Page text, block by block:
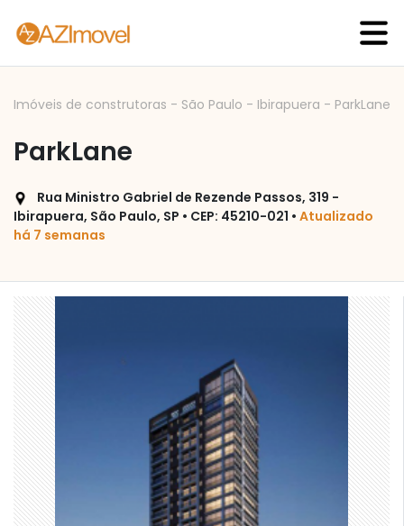
Imóveis de construtoras - São Paulo - Ibirapuera - ParkLane
ParkLane
Rua Ministro Gabriel de Rezende Passos, 319 -
Ibirapuera, São Paulo, SP • CEP: 45210-021 • Atualizado
há 7 semanas